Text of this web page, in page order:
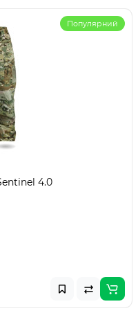
Популярний
4.0